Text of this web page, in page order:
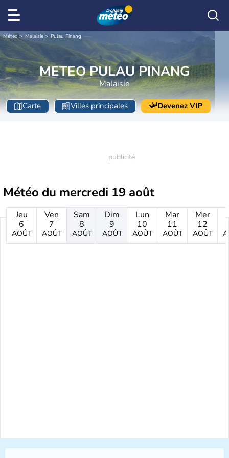
Météo Malaisie Pulau Pinang
METEO PULAU PINANG
Malaisie
Carte Villes principales Devenez VIP
Météo du mercredi 19 août
Jeu
6
AOÛT
Ven
7
AOÛT
Sam
8
AOÛT
Dim
9
AOÛT
Lun
10
AOÛT
Mar
11
AOÛT
Mer
12
AOÛT